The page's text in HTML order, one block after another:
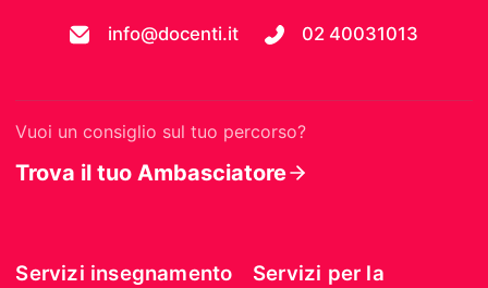
info@docenti.it 02 40031013
Vuoi un consiglio sul tuo percorso?
Trova il tuo Ambasciatore
Servizi insegnamento
Servizi per la